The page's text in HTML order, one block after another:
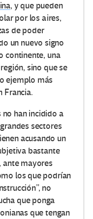
, y que pueden
por los aires,
de poder
un nuevo signo
continente, una
sino que se
ejemplo más
Francia.
han incidido a
sectores
acusando un
bastante
ante mayores
los que podrían
no
que ponga
que tengan